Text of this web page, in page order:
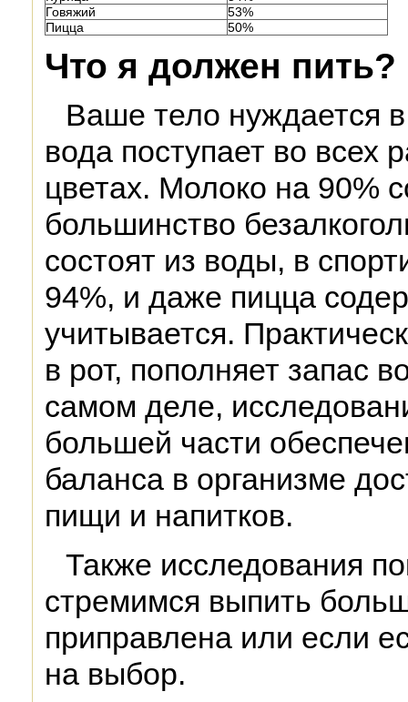
Говяжий
53%
Пицца
50%
Что я должен пить?
Ваше тело нуждается
вода поступает во всех
цветах. Молоко на 90%
большинство
состоят из воды, в
94%, и даже пицца
учитывается.
в рот, пополняет запас
самом деле,
большей части
баланса в организме
пищи и напитков.
Также исследования
стремимся выпить
приправлена или если
на выбор.